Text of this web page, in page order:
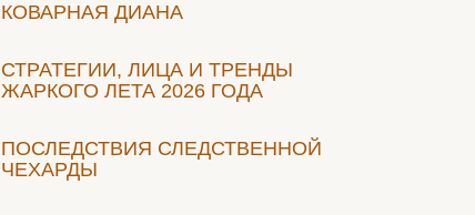
КОВАРНАЯ ДИАНА
СТРАТЕГИИ, ЛИЦА И ТРЕНДЫ
ЖАРКОГО ЛЕТА 2026 ГОДА
ПОСЛЕДСТВИЯ СЛЕДСТВЕННОЙ
ЧЕХАРДЫ